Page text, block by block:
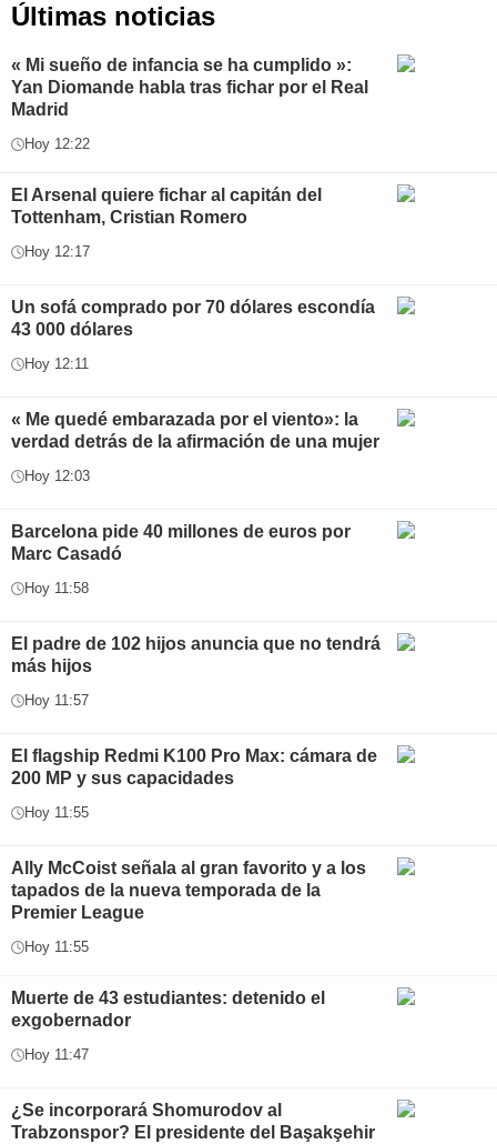
Últimas noticias
« Mi sueño de infancia se ha cumplido »:
Yan Diomande habla tras fichar por el Real
Madrid
Hoy 12:22
El Arsenal quiere fichar al capitán del
Tottenham, Cristian Romero
Hoy 12:17
Un sofá comprado por 70 dólares escondía
43 000 dólares
Hoy 12:11
« Me quedé embarazada por el viento»: la
verdad detrás de la afirmación de una mujer
Hoy 12:03
Barcelona pide 40 millones de euros por
Marc Casadó
Hoy 11:58
El padre de 102 hijos anuncia que no tendrá
más hijos
Hoy 11:57
El flagship Redmi K100 Pro Max: cámara de
200 MP y sus capacidades
Hoy 11:55
Ally McCoist señala al gran favorito y a los
tapados de la nueva temporada de la
Premier League
Hoy 11:55
Muerte de 43 estudiantes: detenido el
exgobernador
Hoy 11:47
¿Se incorporará Shomurodov al
Trabzonspor? El presidente del Başakşehir